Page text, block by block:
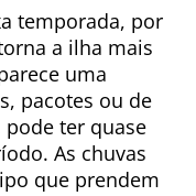
temporada, por
a ilha mais
uma
pacotes ou de
ter quase
As chuvas
que prendem